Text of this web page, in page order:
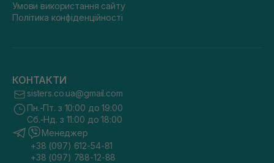
Умови використання сайту
Політика конфіденційності
КОНТАКТИ
sisters.co.ua@gmail.com
Пн.-Пт. з 10:00 до 19:00
Сб.-Нд. з 11:00 до 18:00
Менеджер
+38 (097) 612-54-81
+38 (097) 788-12-88